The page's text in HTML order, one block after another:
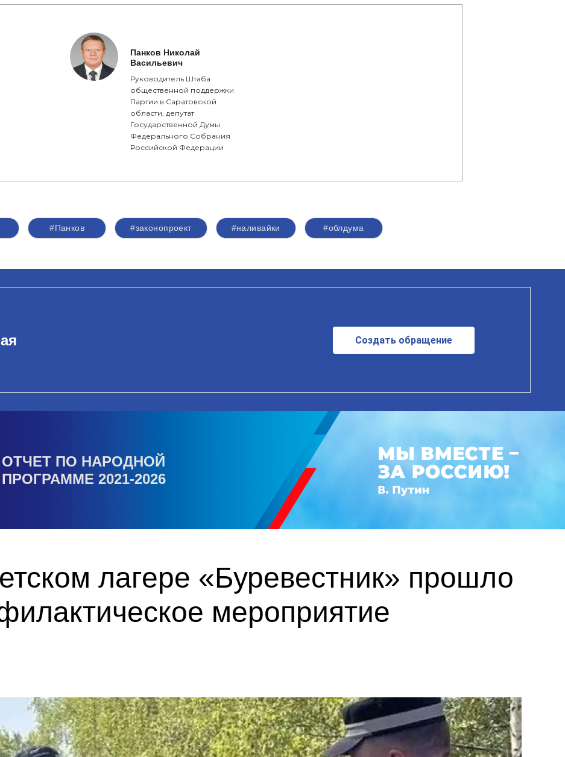
Панков Николай
Васильевич
Руководитель Штаба
общественной поддержки
Партии в Саратовской
области, депутат
Государственной Думы
Федерального Собрания
Российской Федерации
#Панков #законопроект #наливайки #облдума
Создать обращение
ОТЧЕТ ПО НАРОДНОЙ
ПРОГРАММЕ 2021-2026
лагере «Буревестник» прошло
мероприятие